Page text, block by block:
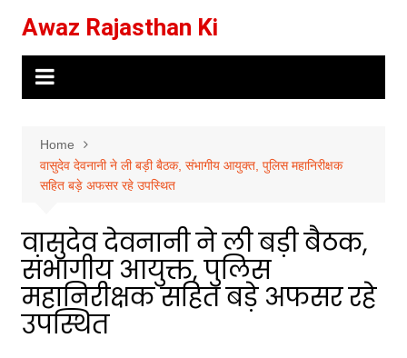
content
Awaz Rajasthan Ki
Home
वासुदेव देवनानी ने ली बड़ी बैठक, संभागीय आयुक्त, पुलिस महानिरीक्षक
सहित बड़े अफसर रहे उपस्थित
वासुदेव देवनानी ने ली बड़ी बैठक,
संभागीय आयुक्त, पुलिस
महानिरीक्षक सहित बड़े अफसर रहे
उपस्थित